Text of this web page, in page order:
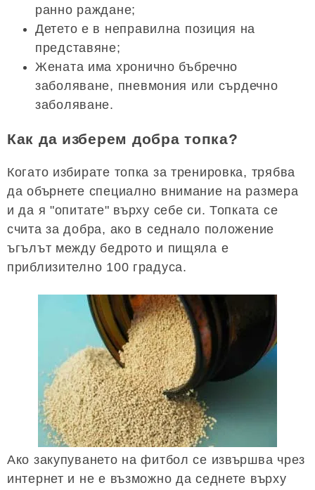
ранно раждане;
Детето е в неправилна позиция на
представяне;
Жената има хронично бъбречно
заболяване, пневмония или сърдечно
заболяване.
Как да изберем добра топка?
Когато избирате топка за тренировка, трябва
да обърнете специално внимание на размера
и да я "опитате" върху себе си. Топката се
счита за добра, ако в седнало положение
ъгълът между бедрото и пищяла е
приблизително 100 градуса.
Ако закупуването на фитбол се извършва чрез
интернет и не е възможно да седнете върху